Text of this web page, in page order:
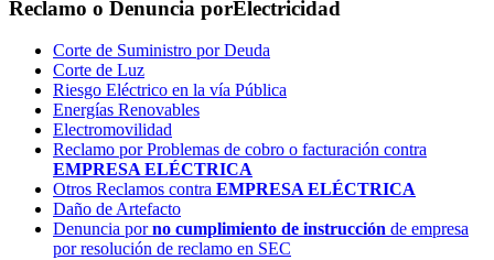
Reclamo o Denuncia porElectricidad
Corte de Suministro por Deuda
Corte de Luz
Riesgo Eléctrico en la vía Pública
Energías Renovables
Electromovilidad
Reclamo por Problemas de cobro o facturación contra
EMPRESA ELÉCTRICA
Otros Reclamos contra EMPRESA ELÉCTRICA
Daño de Artefacto
Denuncia porno cumplimiento de instrucción de empresa
por resolución de reclamo en SEC